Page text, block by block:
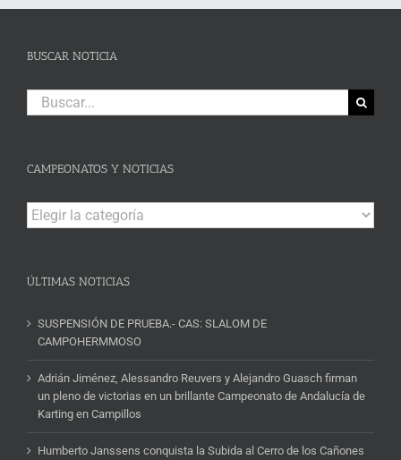
BUSCAR NOTICIA
Buscar:
CAMPEONATOS Y NOTICIAS
Campeonatos
y
ÚLTIMAS NOTICIAS
SUSPENSIÓN DE PRUEBA.- CAS: SLALOM DE
CAMPOHERMMOSO
Adrián Jiménez, Alessandro Reuvers y Alejandro Guasch firman
un pleno de victorias en un brillante Campeonato de Andalucía de
Karting en Campillos
Humberto Janssens conquista la Subida al Cerro de los Cañones